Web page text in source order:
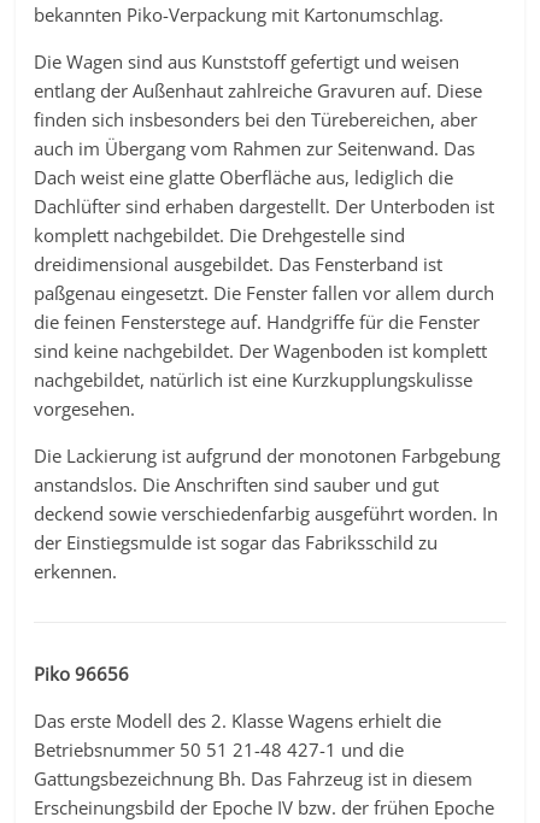
bekannten Piko-Verpackung mit Kartonumschlag.
Die Wagen sind aus Kunststoff gefertigt und weisen
entlang der Außenhaut zahlreiche Gravuren auf. Diese
finden sich insbesonders bei den Türebereichen, aber
auch im Übergang vom Rahmen zur Seitenwand. Das
Dach weist eine glatte Oberfläche aus, lediglich die
Dachlüfter sind erhaben dargestellt. Der Unterboden ist
komplett nachgebildet. Die Drehgestelle sind
dreidimensional ausgebildet. Das Fensterband ist
paßgenau eingesetzt. Die Fenster fallen vor allem durch
die feinen Fensterstege auf. Handgriffe für die Fenster
sind keine nachgebildet. Der Wagenboden ist komplett
nachgebildet, natürlich ist eine Kurzkupplungskulisse
vorgesehen.
Die Lackierung ist aufgrund der monotonen Farbgebung
anstandslos. Die Anschriften sind sauber und gut
deckend sowie verschiedenfarbig ausgeführt worden. In
der Einstiegsmulde ist sogar das Fabriksschild zu
erkennen.
Piko 96656
Das erste Modell des 2. Klasse Wagens erhielt die
Betriebsnummer 50 51 21-48 427-1 und die
Gattungsbezeichnung Bh. Das Fahrzeug ist in diesem
Erscheinungsbild der Epoche IV bzw. der frühen Epoche